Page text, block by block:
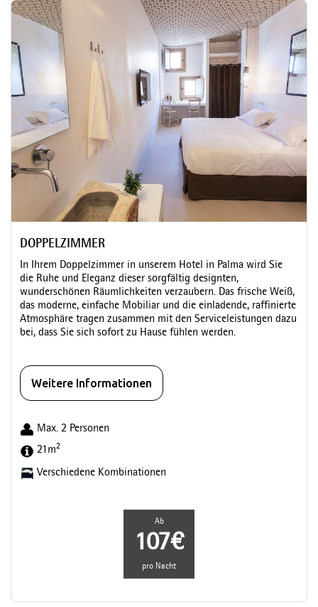
DOPPELZIMMER
In Ihrem Doppelzimmer in unserem Hotel in Palma wird Sie
die Ruhe und Eleganz dieser sorgfältig designten,
wunderschönen Räumlichkeiten verzaubern. Das frische Weiß,
das moderne, einfache Mobiliar und die einladende, raffinierte
Atmosphäre tragen zusammen mit den Serviceleistungen dazu
bei, dass Sie sich sofort zu Hause fühlen werden.
Weitere Informationen
Max. 2 Personen
21m2
Verschiedene Kombinationen
Ab
107€
pro Nacht